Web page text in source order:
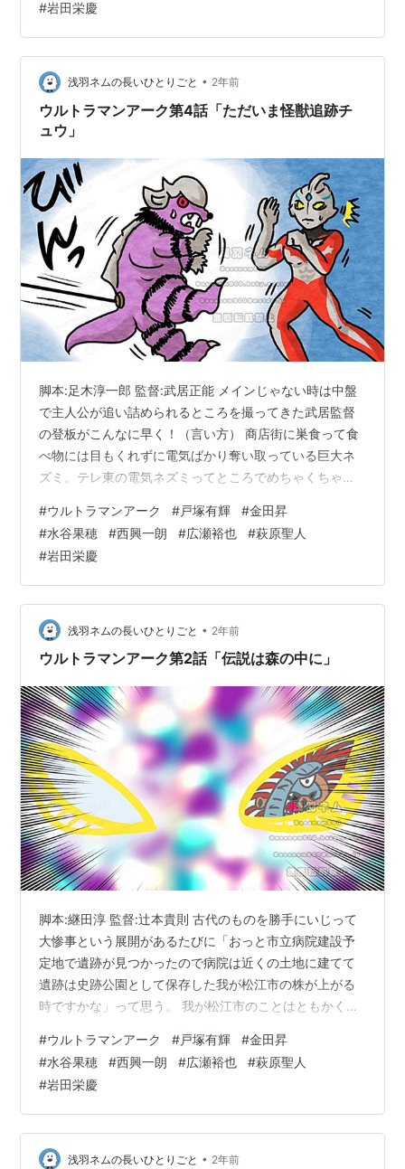
対応で、この辺を初期のうちに丁寧に描いてるの好感が
持てるわあ。 今回登場するのが恐竜の研究をしている牧
野博士。所長の恩師であり、ユウマの憧れの人。そうい
えばユウマって怪獣にトラウマがあ…
#岩田栄慶
浅羽ネムの長いひとりごと • 2年前
ウルトラマンアーク第4話「ただいま怪獣追跡チ
ュウ」
脚本:足木淳一郎 監督:武居正能 メインじゃない時は中盤
で主人公が追い詰められるところを撮ってきた武居監督
の登板がこんなに早く！（言い方） 商店街に巣食って食
べ物には目もくれずに電気ばかり奪い取っている巨大ネ
ズミ。テレ東の電気ネズミってところでめちゃくちゃ心
たけど ここで急に愛らしさが出てきた。 [バンダイ
(BANDAI)] ウルトラ怪獣シリーズ 218 ネズドロン バンダ
イ(BANDAI) Amazon ネズドロンの頭がめちゃくちゃ硬く
て殴っても蹴っても効かず痛がるアークとか全体的にコ
ミカルで、前回の重さを相殺しに来てる感じがしなくも
なかった…
#ウルトラマンアーク #戸塚有輝 #金田昇
#水谷果穂 #西興一朗 #広瀬裕也 #萩原聖人
#岩田栄慶
浅羽ネムの長いひとりごと • 2年前
ウルトラマンアーク第2話「伝説は森の中に」
脚本:継田淳 監督:辻本貴則 古代のものを勝手にいじって
大惨事という展開があるたびに「おっと市立病院建設予
定地で遺跡が見つかったので病院は近くの土地に建てて
遺跡は史跡公園として保存した我が松江市の株が上がる
時ですかな」って思う。 我が松江市のことはともかく、
建てようとしていたのは怪獣災害で家を失った人たちの
ためというのはとても悩ましいことだ…。それはそれで
市民のためではあるのだが結局市民の生活が脅かされる
ことになるわけで。16年前から怪獣の角が刺さったまま
になっている星元市には何らかの秘密があると思われる
のは今は防衛隊だけが掴んでいること。ここ…
#ウルトラマンアーク #戸塚有輝 #金田昇
#水谷果穂 #西興一朗 #広瀬裕也 #萩原聖人
#岩田栄慶
浅羽ネムの長いひとりごと • 2年前